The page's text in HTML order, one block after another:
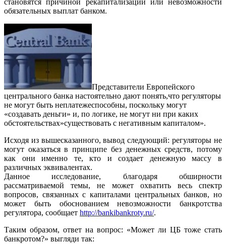
становятся причиной рекапитализации или невозможности
обязательных выплат банком.
Представители Европейского
центрального банка настоятельно дают понять,что регуляторы
не могут быть неплатежеспособны, поскольку могут
«создавать деньги» и, по логике, не могут ни при каких
обстоятельствах»существовать с негативным капиталом».
Исходя из вышесказанного, вывод следующий: регуляторы не
могут оказаться в принципе без денежных средств, потому
как они именно те, кто и создает денежную массу в
различных эквивалентах.
Данное исследование, благодаря обширности
рассматриваемой темы, не может охватить весь спектр
вопросов, связанных с капиталами центральных банков, но
может быть обоснованием невозможности банкротства
регулятора, сообщает http://bankibankroty.ru/.
Таким образом, ответ на вопрос: «Может ли ЦБ тоже стать
банкротом?» выгляди так: